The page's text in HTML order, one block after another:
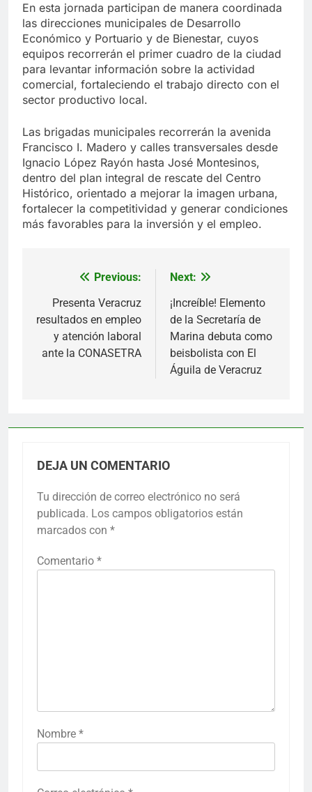
En esta jornada participan de manera coordinada
las direcciones municipales de Desarrollo
Económico y Portuario y de Bienestar, cuyos
equipos recorrerán el primer cuadro de la ciudad
para levantar información sobre la actividad
comercial, fortaleciendo el trabajo directo con el
sector productivo local.
Las brigadas municipales recorrerán la avenida
Francisco I. Madero y calles transversales desde
Ignacio López Rayón hasta José Montesinos,
dentro del plan integral de rescate del Centro
Histórico, orientado a mejorar la imagen urbana,
fortalecer la competitividad y generar condiciones
más favorables para la inversión y el empleo.
Navegación
de
entradas
Previous:
Presenta Veracruz
resultados en empleo
y atención laboral
ante la CONASETRA
Next:
¡Increíble! Elemento
de la Secretaría de
Marina debuta como
beisbolista con El
Águila de Veracruz
DEJA UN COMENTARIO
Tu dirección de correo electrónico no será
publicada. Los campos obligatorios están
marcados con *
Comentario *
Nombre *